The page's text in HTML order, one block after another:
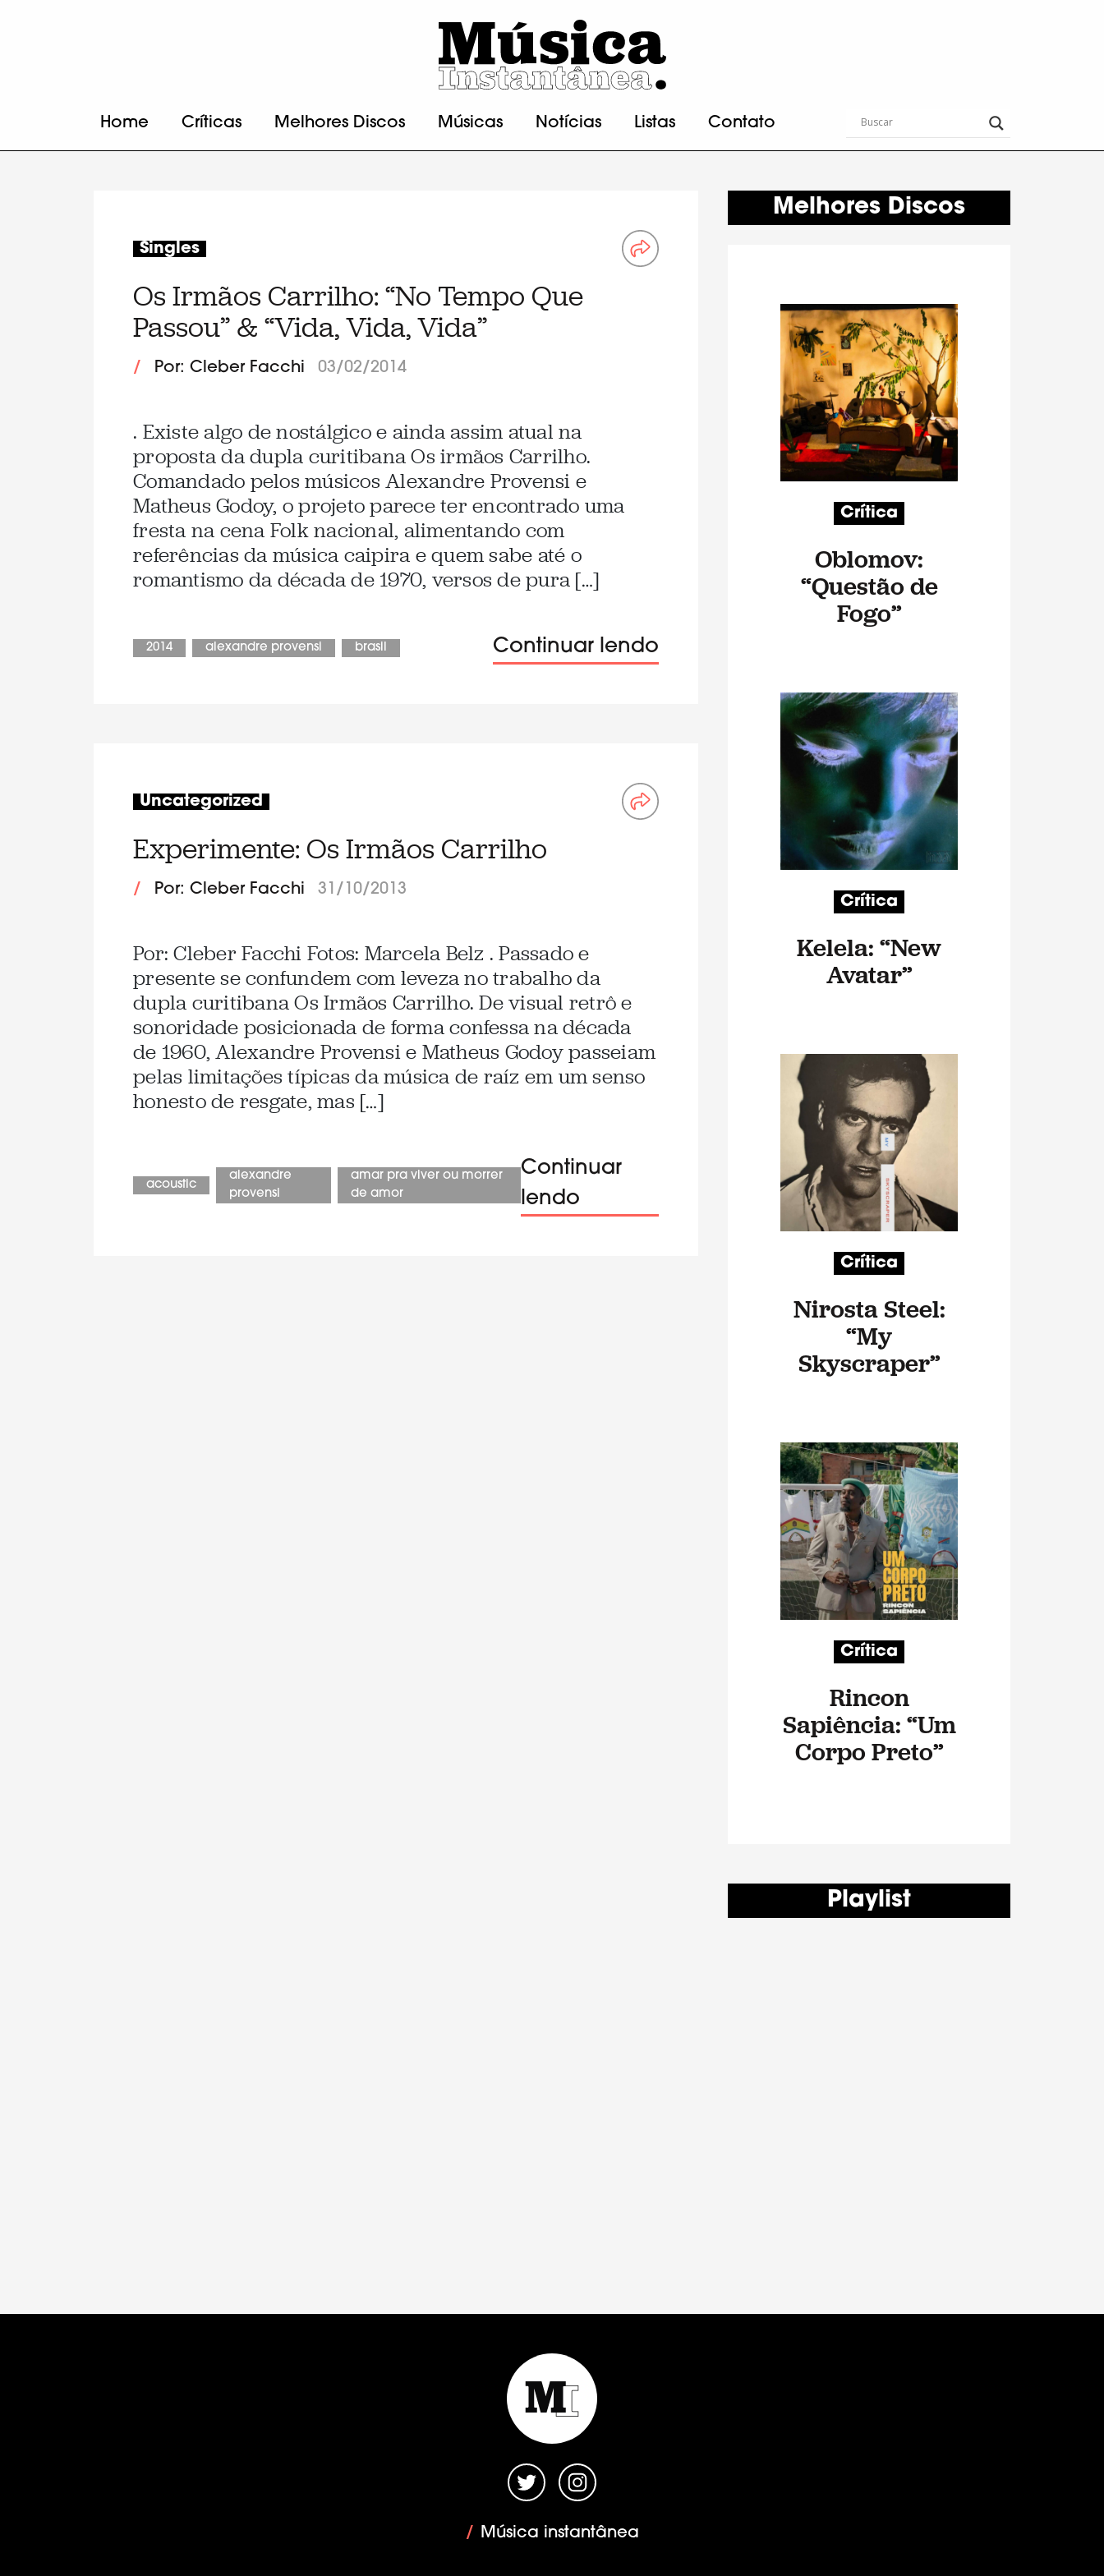
Home Críticas Melhores Discos Músicas Notícias Listas Contato
Singles
Os Irmãos Carrilho: “No Tempo Que
Passou” & “Vida, Vida, Vida”
/ Por: Cleber Facchi 03/02/2014
. Existe algo de nostálgico e ainda assim atual na
proposta da dupla curitibana Os irmãos Carrilho.
Comandado pelos músicos Alexandre Provensi e
Matheus Godoy, o projeto parece ter encontrado uma
fresta na cena Folk nacional, alimentando com
referências da música caipira e quem sabe até o
romantismo da década de 1970, versos de pura […]
2014 alexandre provensi brasil Continuar lendo
Uncategorized
Experimente: Os Irmãos Carrilho
/ Por: Cleber Facchi 31/10/2013
Por: Cleber Facchi Fotos: Marcela Belz . Passado e
presente se confundem com leveza no trabalho da
dupla curitibana Os Irmãos Carrilho. De visual retrô e
sonoridade posicionada de forma confessa na década
de 1960, Alexandre Provensi e Matheus Godoy passeiam
pelas limitações típicas da música de raíz em um senso
honesto de resgate, mas […]
acoustic
alexandre
provensi
amar pra viver ou morrer
de amor
Continuar
lendo
Melhores Discos
Crítica
Oblomov:
“Questão de
Fogo”
Crítica
Kelela: “New
Avatar”
Crítica
Nirosta Steel:
“My
Skyscraper”
Crítica
Rincon
Sapiência: “Um
Corpo Preto”
Playlist
/ Música instantânea